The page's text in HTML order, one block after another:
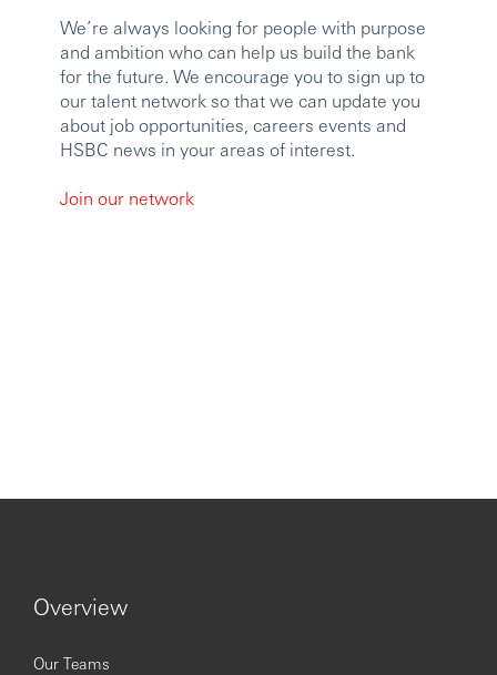
We’re always looking for people with purpose
and ambition who can help us build the bank
for the future. We encourage you to sign up to
our talent network so that we can update you
about job opportunities, careers events and
HSBC news in your areas of interest.
Join our network
Overview
Our Teams